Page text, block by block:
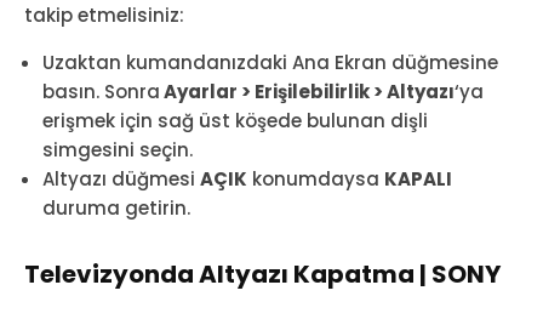
takip etmelisiniz:
Uzaktan kumandanızdaki Ana Ekran düğmesine
basın. SonraAyarlar > Erişilebilirlik > Altyazı‘ya
erişmek için sağ üst köşede bulunan dişli
simgesini seçin.
Altyazı düğmesi AÇIK konumdaysa KAPALI
duruma getirin.
Televizyonda Altyazı Kapatma | SONY